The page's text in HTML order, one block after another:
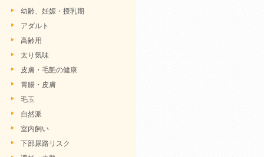
幼齢、妊娠・授乳期
アダルト
高齢用
太り気味
皮膚・毛艶の健康
胃腸・皮膚
毛玉
自然派
室内飼い
下部尿路リスク